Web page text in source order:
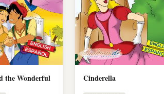
the Wonderful
Cinderella